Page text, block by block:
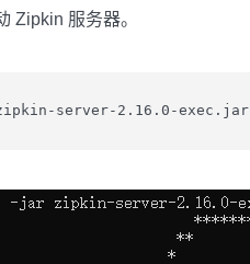
Zipkin 服务器。
server-2.16.0-exec.jar